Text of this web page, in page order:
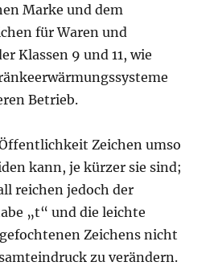
Marke und dem
für Waren und
Klassen 9 und 11, wie
Betrieb.
Zeichen umso
kann, je kürzer sie sind;
reichen jedoch der
„t“ und die leichte
Zeichens nicht
zu verändern.